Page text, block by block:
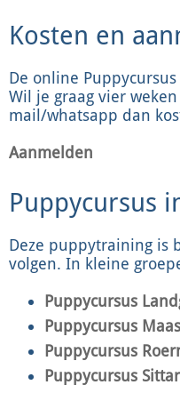
Kosten en
De online Puppycursus
Wil je graag vier
mail/whatsapp dan
Aanmelden
Puppycursus
Deze puppytraining is
volgen. In kleine
Puppycursus
Puppycursus
Puppycursus
Puppycursus